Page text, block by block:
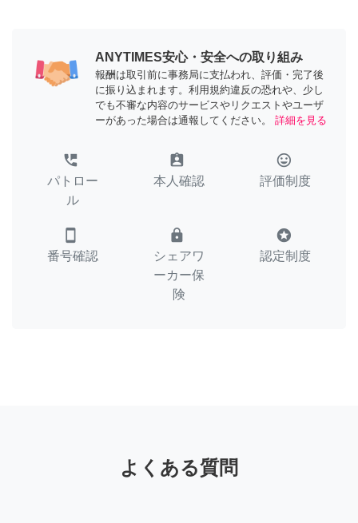
ANYTIMES安心・安全への取り組み
報酬は取引前に事務局に支払われ、評価・完了後
に振り込まれます。利用規約違反の恐れや、少し
でも不審な内容のサービスやリクエストやユーザ
ーがあった場合は通報してください。
詳細を見る
perm_phone_msg
パトロー
ル
assignment_ind
本人確認
tag_faces
評価制度
smartphone
番号確認
lock
シェアワ
ーカー保
険
stars
認定制度
よくある質問